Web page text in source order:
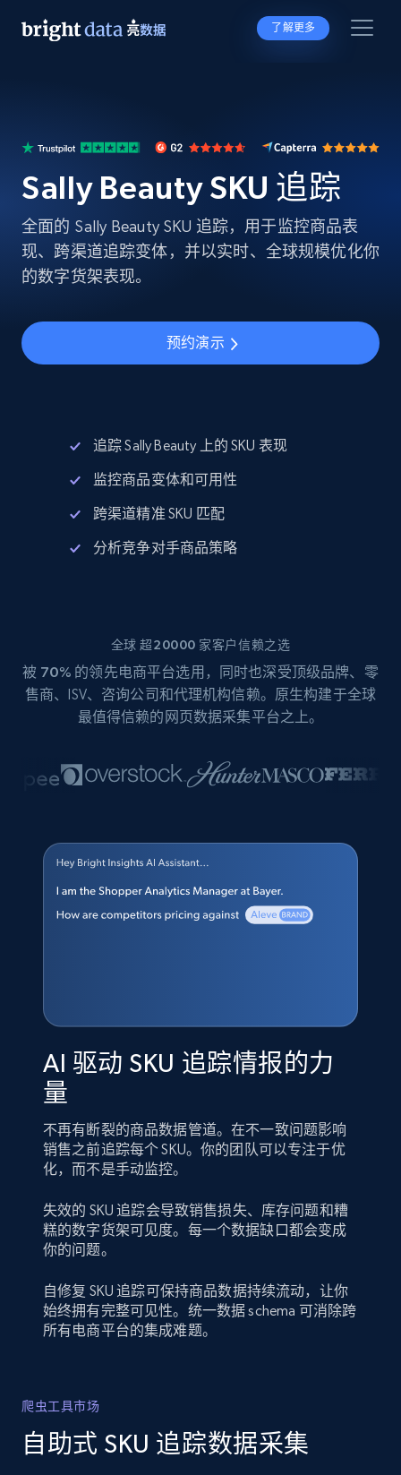
了解更多
Sally Beauty SKU 追踪
全面的 Sally Beauty SKU 追踪，用于监控商品表
现、跨渠道追踪变体，并以实时、全球规模优化你
的数字货架表现。
预约演示
追踪 Sally Beauty 上的 SKU 表现
监控商品变体和可用性
跨渠道精准 SKU 匹配
分析竞争对手商品策略
全球 超20000 家客户信赖之选
被 70% 的领先电商平台选用，同时也深受顶级品牌、零
售商、ISV、咨询公司和代理机构信赖。原生构建于全球
最值得信赖的网页数据采集平台之上。
AI 驱动 SKU 追踪情报的力
量
不再有断裂的商品数据管道。在不一致问题影响
销售之前追踪每个 SKU。你的团队可以专注于优
化，而不是手动监控。
失效的 SKU 追踪会导致销售损失、库存问题和糟
糕的数字货架可见度。每一个数据缺口都会变成
你的问题。
自修复 SKU 追踪可保持商品数据持续流动，让你
始终拥有完整可见性。统一数据 schema 可消除跨
所有电商平台的集成难题。
爬虫工具市场
自助式 SKU 追踪数据采集